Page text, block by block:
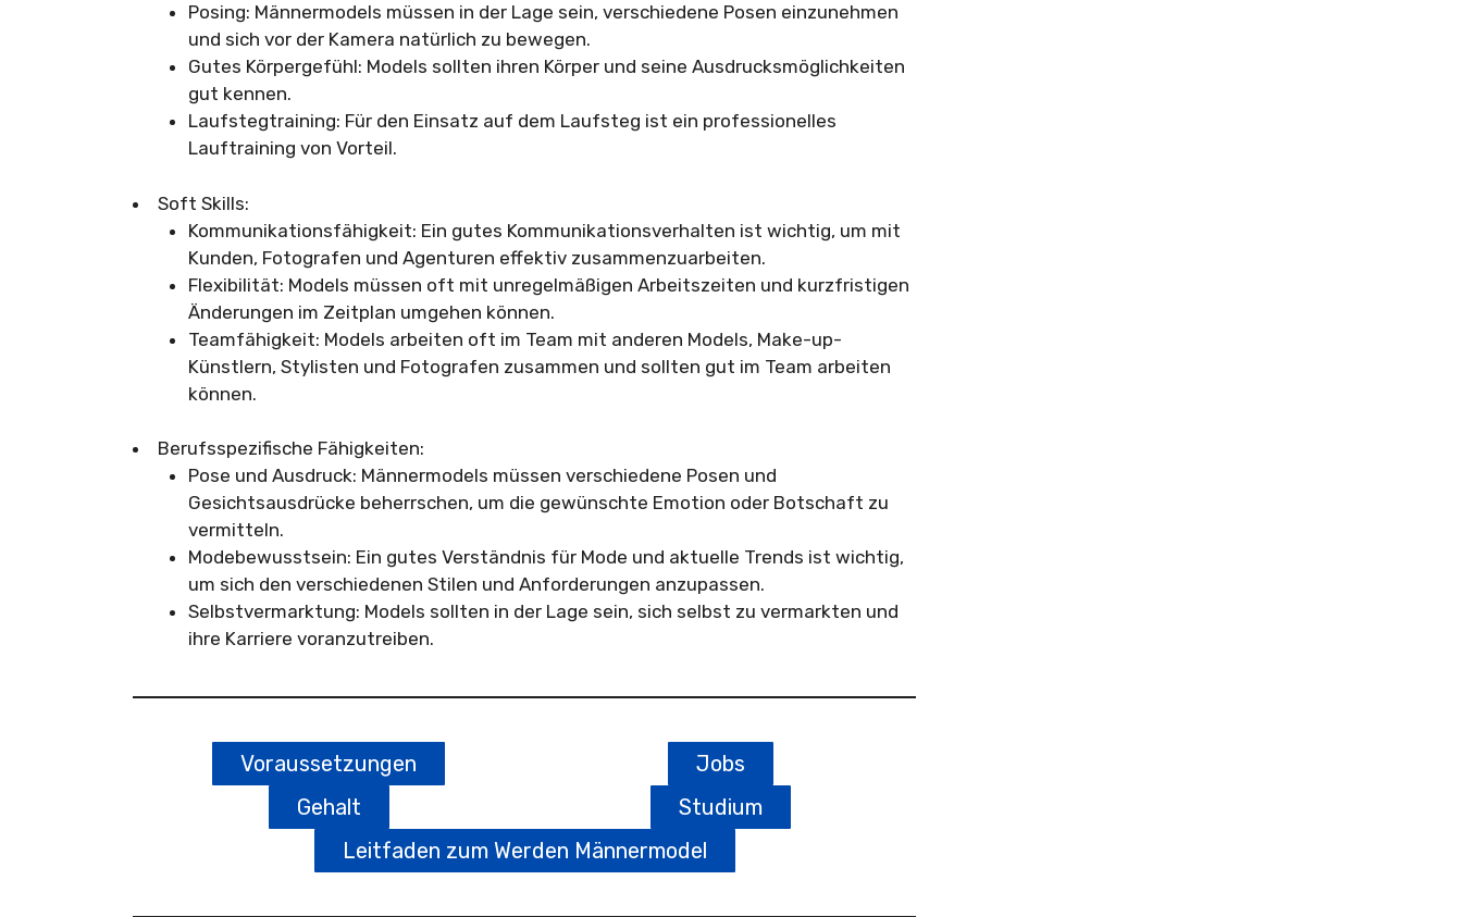
Posing: Männermodels müssen in der Lage sein, verschiedene Posen einzunehmen
und sich vor der Kamera natürlich zu bewegen.
Gutes Körpergefühl: Models sollten ihren Körper und seine Ausdrucksmöglichkeiten
gut kennen.
Laufstegtraining: Für den Einsatz auf dem Laufsteg ist ein professionelles
Lauftraining von Vorteil.
Soft Skills:
Kommunikationsfähigkeit: Ein gutes Kommunikationsverhalten ist wichtig, um mit
Kunden, Fotografen und Agenturen effektiv zusammenzuarbeiten.
Flexibilität: Models müssen oft mit unregelmäßigen Arbeitszeiten und kurzfristigen
Änderungen im Zeitplan umgehen können.
Teamfähigkeit: Models arbeiten oft im Team mit anderen Models, Make-up-
Künstlern, Stylisten und Fotografen zusammen und sollten gut im Team arbeiten
können.
Berufsspezifische Fähigkeiten:
Pose und Ausdruck: Männermodels müssen verschiedene Posen und
Gesichtsausdrücke beherrschen, um die gewünschte Emotion oder Botschaft zu
vermitteln.
Modebewusstsein: Ein gutes Verständnis für Mode und aktuelle Trends ist wichtig,
um sich den verschiedenen Stilen und Anforderungen anzupassen.
Selbstvermarktung: Models sollten in der Lage sein, sich selbst zu vermarkten und
ihre Karriere voranzutreiben.
Voraussetzungen
Jobs
Gehalt
Studium
Leitfaden zum Werden Männermodel